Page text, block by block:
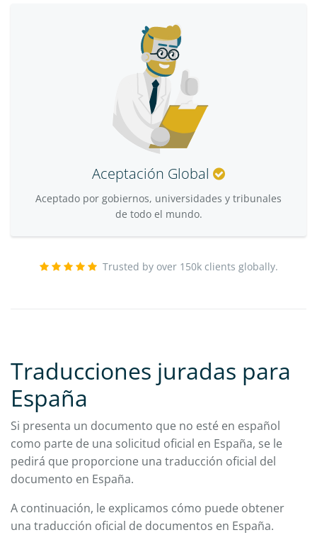
Aceptación Global
Aceptado por gobiernos, universidades y tribunales
de todo el mundo.
Trusted by over 150k clients globally.
Traducciones juradas para
España
Si presenta un documento que no esté en español
como parte de una solicitud oficial en España, se le
pedirá que proporcione una traducción oficial del
documento en España.
A continuación, le explicamos cómo puede obtener
una traducción oficial de documentos en España.